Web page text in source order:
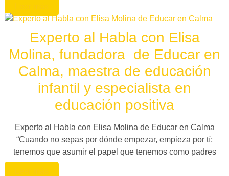
Experto al Habla con Elisa
Molina, fundadora de Educar en
Calma, maestra de educación
infantil y especialista en
educación positiva
Experto al Habla con Elisa Molina de Educar en Calma
“Cuando no sepas por dónde empezar, empieza por tí;
tenemos que asumir el papel que tenemos como padres